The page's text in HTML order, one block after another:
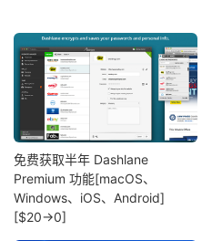
免费获取半年 Dashlane
Premium 功能[macOS、
Windows、iOS、Android]
[$20→0]